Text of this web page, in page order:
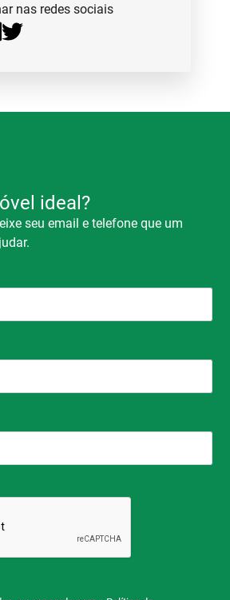
nas redes sociais
ideal?
seu email e telefone que um